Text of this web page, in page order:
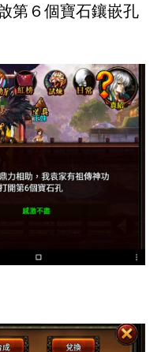
第６個寶石鑲嵌孔